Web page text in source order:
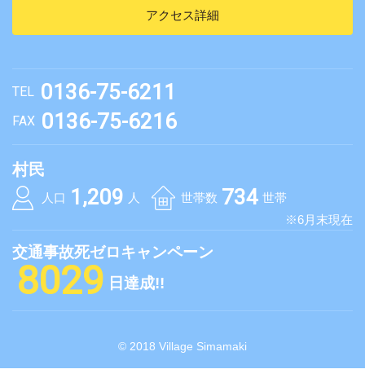
アクセス詳細
TEL 0136-75-6211
FAX 0136-75-6216
村民
人口 1,209 人 世帯数 734 世帯
※6月末現在
交通事故死ゼロキャンペーン
8029 日達成!!
© 2018 Village Simamaki